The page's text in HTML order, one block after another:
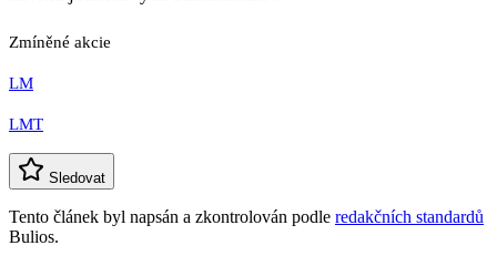
Zmíněné akcie
LM
LMT
Sledovat
Tento článek byl napsán a zkontrolován podle redakčních standardů
Bulios.